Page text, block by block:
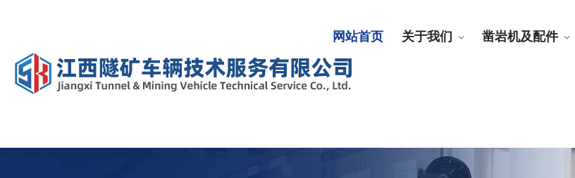
网站首页 关于我们 凿岩机及配件